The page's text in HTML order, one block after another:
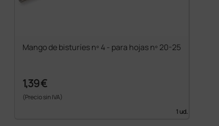
Mango de bisturíes nº 4 - para hojas nº 20-25
1,39 €
(Precio sin IVA)
1 ud.